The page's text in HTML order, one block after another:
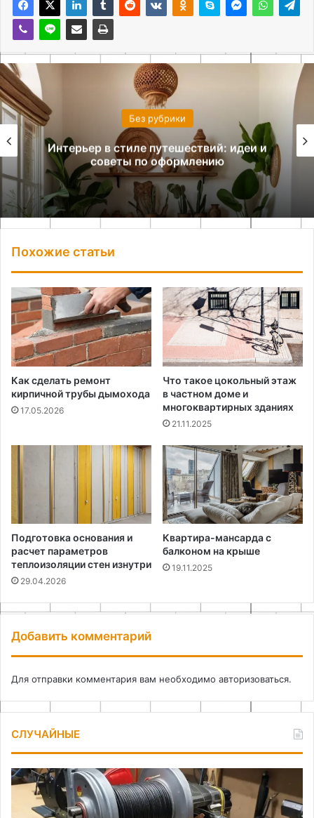
Без рубрики
Интерьер в стиле путешествий: идеи и
советы по оформлению
Похожие статьи
Как сделать ремонт
кирпичной трубы дымохода
17.05.2026
Что такое цокольный этаж
в частном доме и
многоквартирных зданиях
21.11.2025
Подготовка основания и
расчет параметров
теплоизоляции стен изнутри
29.04.2026
Квартира-мансарда с
балконом на крыше
19.11.2025
Добавить комментарий
Для отправки комментария вам необходимо авторизоваться.
СЛУЧАЙНЫЕ
Как
сделать
самодельную